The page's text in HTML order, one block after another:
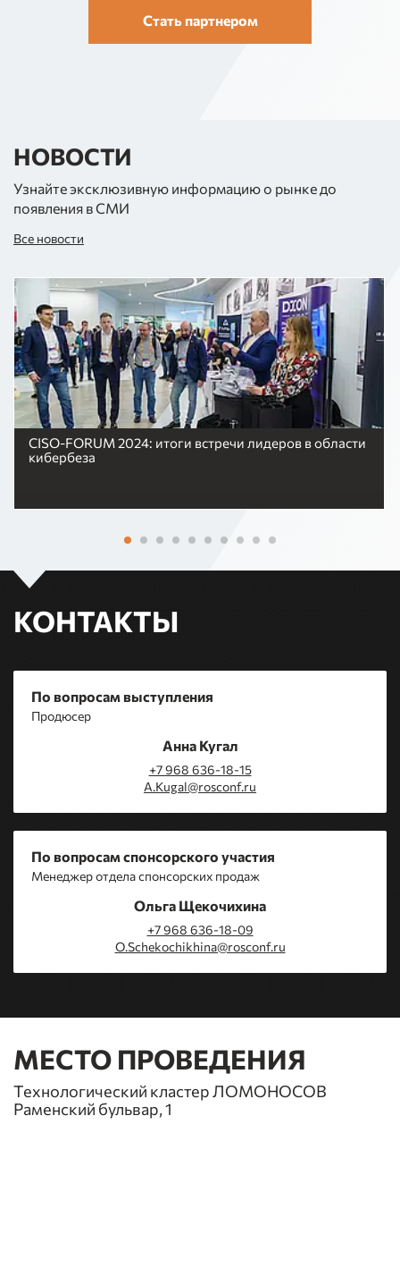
Стать партнером
НОВОСТИ
Узнайте эксклюзивную информацию о рынке до
появления в СМИ
Все новости
CISO-FORUM 2024: итоги встречи лидеров в области
кибербеза
КОНТАКТЫ
По вопросам выступления
Продюсер
Анна Кугал
+7 968 636-18-15
A.Kugal@rosconf.ru
По вопросам спонсорского участия
Менеджер отдела спонсорских продаж
Ольга Щекочихина
+7 968 636-18-09
O.Schekochikhina@rosconf.ru
МЕСТО ПРОВЕДЕНИЯ
Технологический кластер ЛОМОНОСОВ
Раменский бульвар, 1